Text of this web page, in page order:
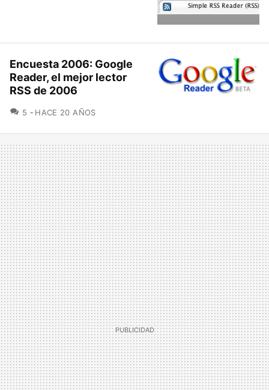
Encuesta 2006: Google
Reader, el mejor lector
RSS de 2006
5 COMENTARIOS
HACE 20 AÑOS